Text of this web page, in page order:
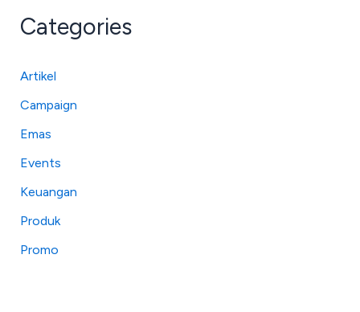
Categories
Artikel
Campaign
Emas
Events
Keuangan
Produk
Promo